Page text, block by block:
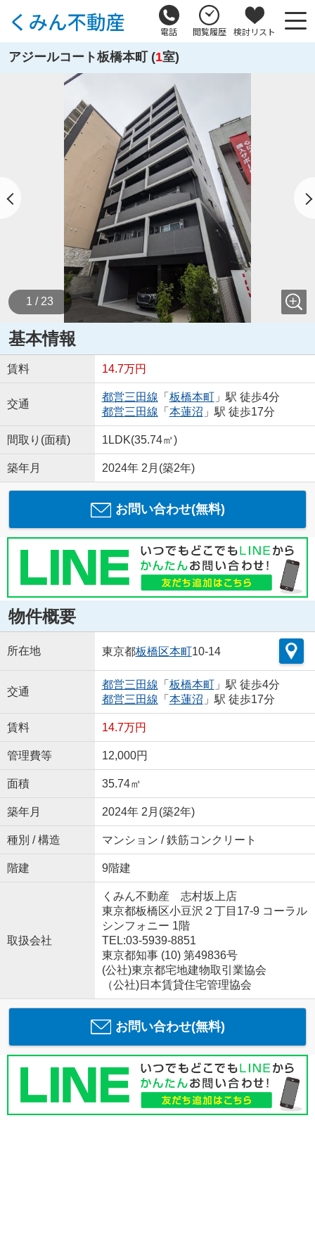
電話 閲覧履歴 検討リスト
アジールコート板橋本町 (1室)
1 / 23
基本情報
賃料 14.7万円
交通
都営三田線 「 板橋本町」駅 徒歩4分
都営三田線 「 本蓮沼 」駅 徒歩17分
間取り(面積) 1LDK(35.74㎡)
築年月 2024年 2月(築2年)
お問い合わせ(無料)
物件概要
所在地 東京都板橋区本町10-14
交通
都営三田線 「 板橋本町」駅 徒歩4分
都営三田線 「 本蓮沼 」駅 徒歩17分
賃料 14.7万円
管理費等 12,000円
面積 35.74㎡
築年月 2024年 2月(築2年)
種別 / 構造 マンション / 鉄筋コンクリート
階建 9階建
取扱会社
くみん不動産 志村坂上店
東京都板橋区小豆沢２丁目17-9 コーラル
シンフォニー 1階
TEL:03-5939-8851
東京都知事 (10) 第49836号
(公社)東京都宅地建物取引業協会
（公社)日本賃貸住宅管理協会
お問い合わせ(無料)